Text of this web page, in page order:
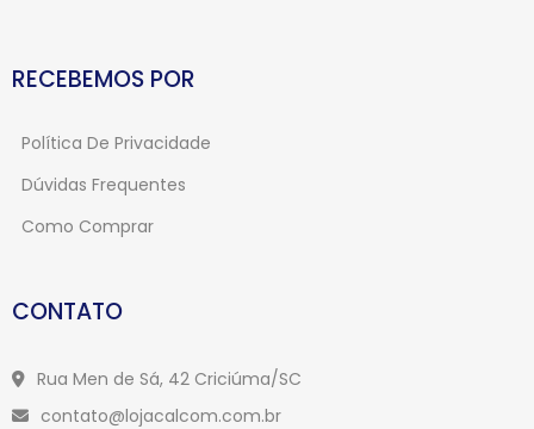
RECEBEMOS POR
Política De Privacidade
Dúvidas Frequentes
Como Comprar
CONTATO
Rua Men de Sá, 42 Criciúma/SC
contato@lojacalcom.com.br